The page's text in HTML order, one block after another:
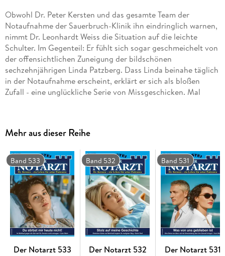
Obwohl Dr. Peter Kersten und das gesamte Team der
Notaufnahme der Sauerbruch-Klinik ihn eindringlich warnen,
nimmt Dr. Leonhardt Weiss die Situation auf die leichte
Schulter. Im Gegenteil: Er fühlt sich sogar geschmeichelt von
der offensichtlichen Zuneigung der bildschönen
sechzehnjährigen Linda Patzberg. Dass Linda beinahe täglich
in der Notaufnahme erscheint, erklärt er sich als bloßen
Zufall - eine unglückliche Serie von Missgeschicken. Mal
Ohnmacht im Supermarkt gehört bald zu ihren "Unfällen". Für
die übrige Belegschaft steht hingegen längst fest: Linda
steckt auch hinter den anonymen Briefen, die sowohl
Leonhardt als auch seine Verlobte Anneke Westermann
erreichen - voller boshafter Lügen, die ihre Beziehung
zerstören sollen. Doch Leonhardt weigert sich, das zu
glauben. Er lächelt über die Vorwürfe. Bis zu dem Tag, an dem
Anneke einen folgenschweren Unfall erleidet und plötzlich
um ihr Leben kämpft . . .
Mehr aus dieser Reihe
Band 533
Der Notarzt 533
Band 532
Der Notarzt 532
Band 531
Der Notarzt 531